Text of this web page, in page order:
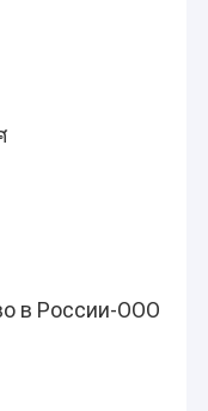
в России-ООО